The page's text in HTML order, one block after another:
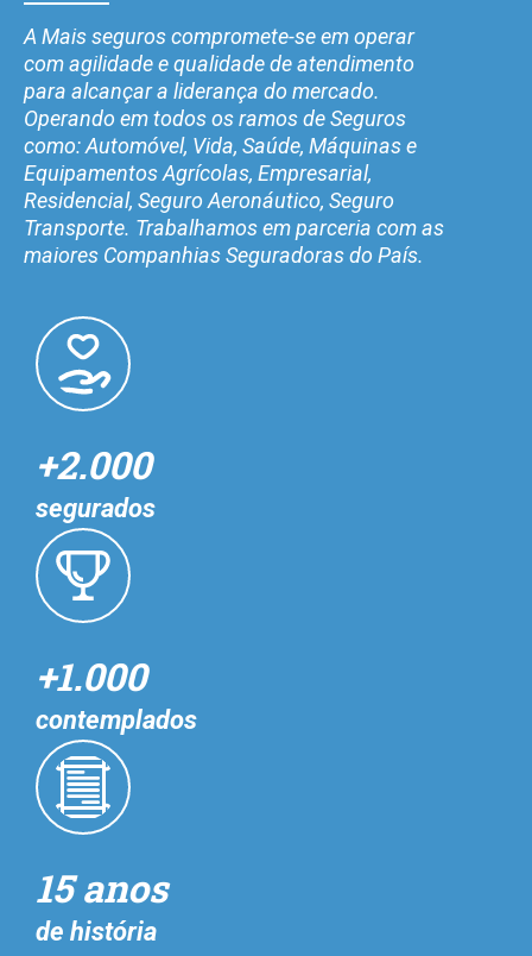
A Mais seguros compromete-se em operar
com agilidade e qualidade de atendimento
para alcançar a liderança do mercado.
Operando em todos os ramos de Seguros
como: Automóvel, Vida, Saúde, Máquinas e
Equipamentos Agrícolas, Empresarial,
Residencial, Seguro Aeronáutico, Seguro
Transporte. Trabalhamos em parceria com as
maiores Companhias Seguradoras do País.
+2.000
segurados
+1.000
contemplados
15 anos
de história